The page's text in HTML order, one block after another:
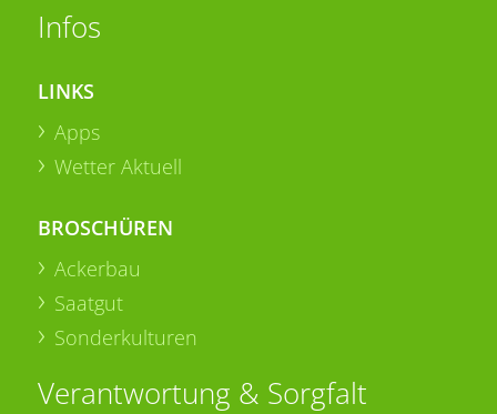
Infos
LINKS
Apps
Wetter Aktuell
BROSCHÜREN
Ackerbau
Saatgut
Sonderkulturen
Verantwortung & Sorgfalt